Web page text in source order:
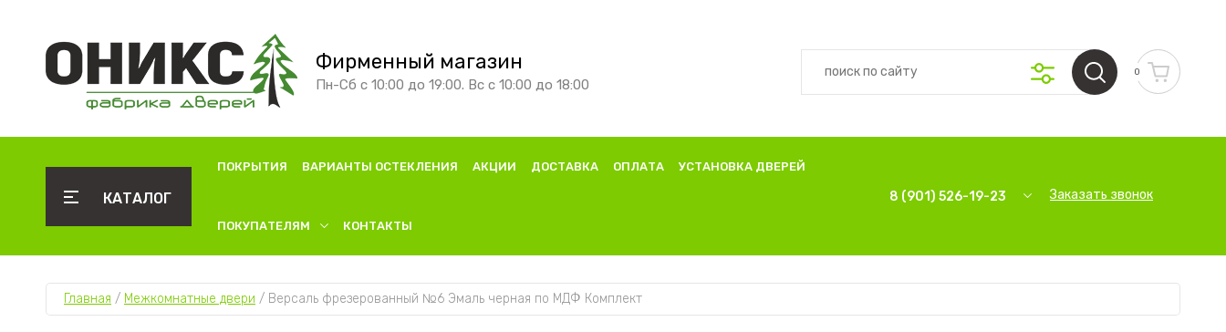
Фирменный магазин
Пн-Сб с 10:00 до 19:00. Вс с 10:00 до 18:00
0
КАТАЛОГ
ПОКРЫТИЯ ВАРИАНТЫ ОСТЕКЛЕНИЯ АКЦИИ ДОСТАВКА ОПЛАТА УСТАНОВКА ДВЕРЕЙ
ПОКУПАТЕЛЯМ КОНТАКТЫ
8 (901) 526-19-23 Заказать звонок
Главная / Межкомнатные двери / Версаль фрезерованный №6 Эмаль черная по МДФ Комплект